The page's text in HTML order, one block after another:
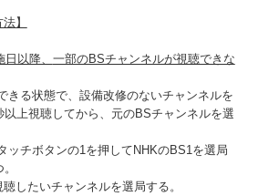
】
以降、 一部のBSチャンネルが視聴できな
る状態で、設備改修のないチャンネルを
以上視聴してから、元のBSチャンネルを選
チボタンの1を押してNHKのBS1を選局
たいチャンネルを選局する。